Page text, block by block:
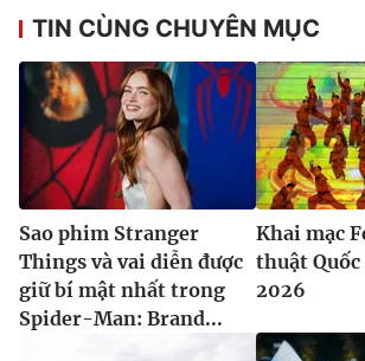
TIN CÙNG CHUYÊN MỤC
Sao phim Stranger
Things và vai diễn được
giữ bí mật nhất trong
Spider-Man: Brand...
Khai mạc
thuật Quốc
2026